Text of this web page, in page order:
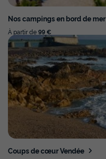
Nos campings en bord de mer
À partir de99 €
Coups de cœur Vendée